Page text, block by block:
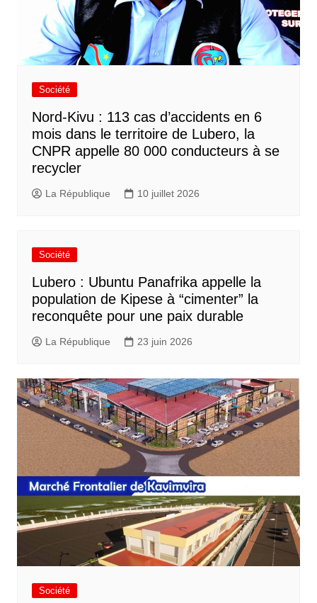
Société
Nord-Kivu : 113 cas d’accidents en 6
mois dans le territoire de Lubero, la
CNPR appelle 80 000 conducteurs à se
recycler
La République 10 juillet 2026
Société
Lubero : Ubuntu Panafrika appelle la
population de Kipese à “cimenter” la
reconquête pour une paix durable
La République 23 juin 2026
Société